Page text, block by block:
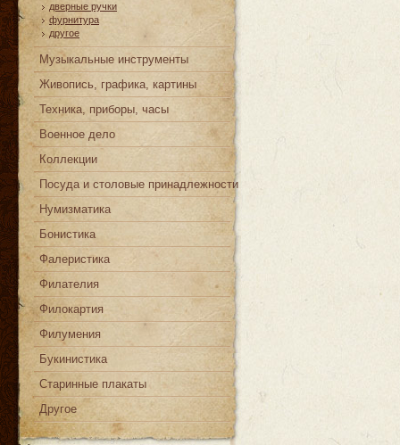
дверные ручки
фурнитура
другое
Музыкальные инструменты
Живопись, графика, картины
Техника, приборы, часы
Военное дело
Коллекции
Посуда и столовые принадлежности
Нумизматика
Бонистика
Фалеристика
Филателия
Филокартия
Филумения
Букинистика
Старинные плакаты
Другое